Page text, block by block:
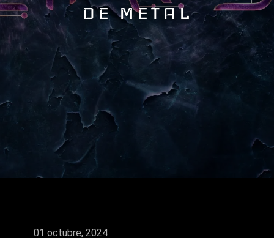
DE METAL
01 octubre, 2024